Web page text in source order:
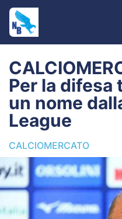
Home
News
Editoriale
Pagelle
Settore Giovanile
Per la difesa
un nome
League
CALCIOMERCATO